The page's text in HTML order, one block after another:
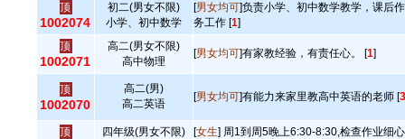
顶
1002074
初二(男女不限)
小学、初中数学
[男女均可]负责小学、初中数学教学，课后
务工作 [1]
顶
1002071
高二(男女不限)
高中物理
[男女均可]有家教经验，有责任心。 [1]
顶
1002070
高二(男)
高二英语
[男女均可]有能力来家里教高中英语的老师 [3
顶
四年级(男女不限)
[女生] 周1到周5晚上6:30-8:30,检查作业细